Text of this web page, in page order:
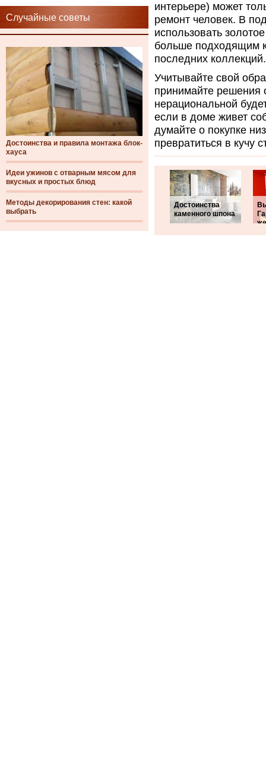
Случайные советы
Достоинства и правила монтажа блок-
хауса
Идеи ужинов с отварным мясом для
вкусных и простых блюд
Методы декорирования стен: какой
выбрать
интерьере) может
ремонт человек. В
использовать
больше подходящим к
последних коллекций.
Учитывайте свой
принимайте решения
нерациональной
если в доме живет
думайте о покупке
превратиться в кучу
Достоинства
каменного шпона